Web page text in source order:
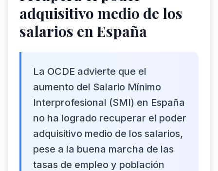
adquisitivo medio de los
salarios en España
La OCDE advierte que el
aumento del Salario Mínimo
Interprofesional (SMI) en España
no ha logrado recuperar el poder
adquisitivo medio de los salarios,
pese a la buena marcha de las
tasas de empleo y población